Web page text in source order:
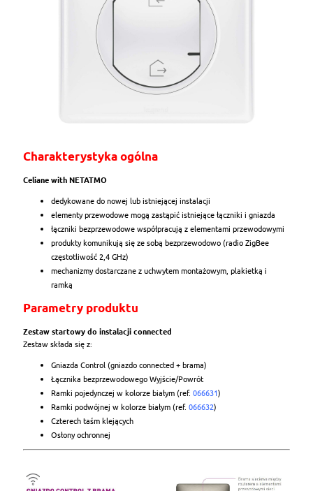
Charakterystyka ogólna
Celiane with NETATMO
dedykowane do nowej lub istniejącej instalacji
elementy przewodowe mogą zastąpić istniejące łączniki i gniazda
łączniki bezprzewodowe współpracują z elementami przewodowymi
produkty komunikują się ze sobą bezprzewodowo (radio ZigBee
częstotliwość 2,4 GHz)
mechanizmy dostarczane z uchwytem montażowym, plakietką i
ramką
Parametry produktu
Zestaw startowy do instalacji connected
Zestaw składa się z:
Gniazda Control (gniazdo connected + brama)
Łącznika bezprzewodowego Wyjście/Powrót
Ramki pojedynczej w kolorze białym (ref. 066631)
Ramki podwójnej w kolorze białym (ref. 066632)
Czterech taśm klejących
Osłony ochronnej